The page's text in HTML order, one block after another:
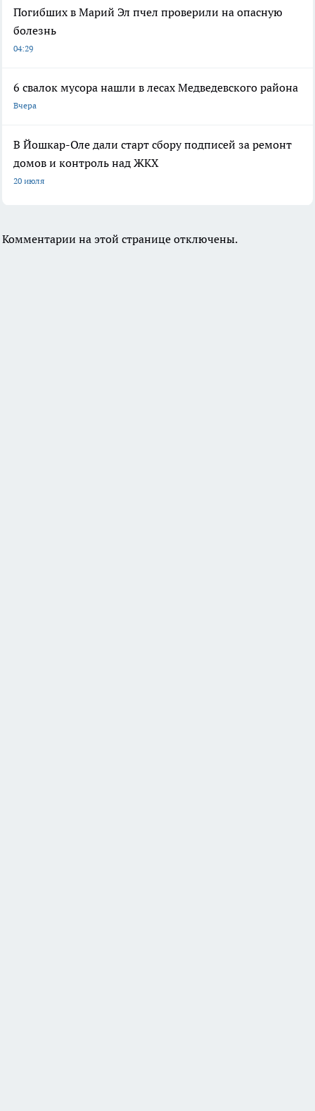
Погибших в Марий Эл пчел проверили на опасную
болезнь
04:29
6 свалок мусора нашли в лесах Медведевского района
Вчера
В Йошкар-Оле дали старт сбору подписей за ремонт
домов и контроль над ЖКХ
20 июля
Комментарии на этой странице отключены.